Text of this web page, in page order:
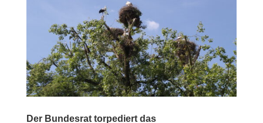
Der Bundesrat torpediert das